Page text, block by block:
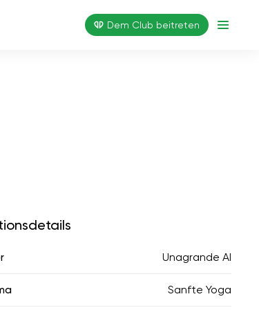
Dem Club beitreten
Unagrande AI
Sanfte Yoga